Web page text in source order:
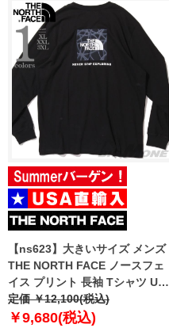
【ns623】大きいサイズ メンズ
THE NORTH FACE ノースフェ
イス プリント 長袖 Tシャツ USA
直輸入 nf0a8evt-jk3
定価 ￥12,100(税込)
￥9,680(税込)